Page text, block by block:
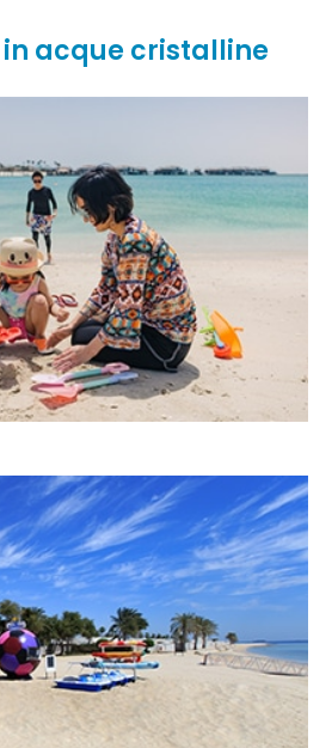
acque cristalline